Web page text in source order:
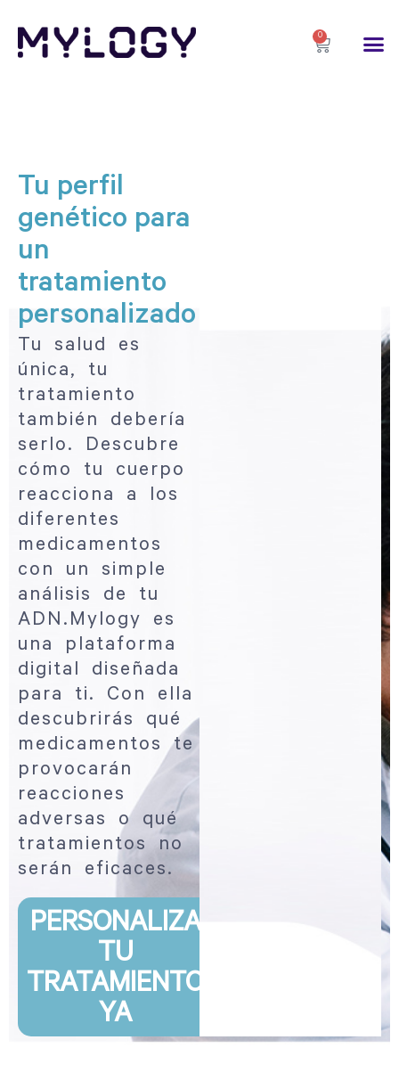
0
Tu perfil
genético para
un
tratamiento
personalizado
Tu salud es
única, tu
tratamiento
también debería
serlo. Descubre
cómo tu cuerpo
reacciona a los
diferentes
medicamentos
con un simple
análisis de tu
ADN. Mylogy es
una plataforma
digital diseñada
para ti. Con ella
descubrirás qué
medicamentos te
provocarán
reacciones
adversas o qué
tratamientos no
serán eficaces.
PERSONALIZA
TU
TRATAMIENTO
YA